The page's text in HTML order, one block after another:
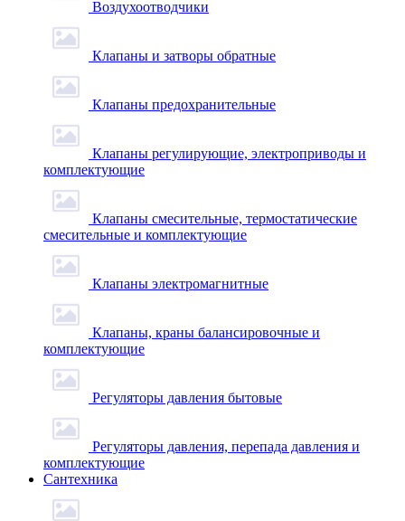
Воздухоотводчики
Клапаны и затворы обратные
Клапаны предохранительные
Клапаны регулирующие, электроприводы и
комплектующие
Клапаны смесительные, термостатические
смесительные и комплектующие
Клапаны электромагнитные
Клапаны, краны балансировочные и
комплектующие
Регуляторы давления бытовые
Регуляторы давления, перепада давления и
комплектующие
Сантехника